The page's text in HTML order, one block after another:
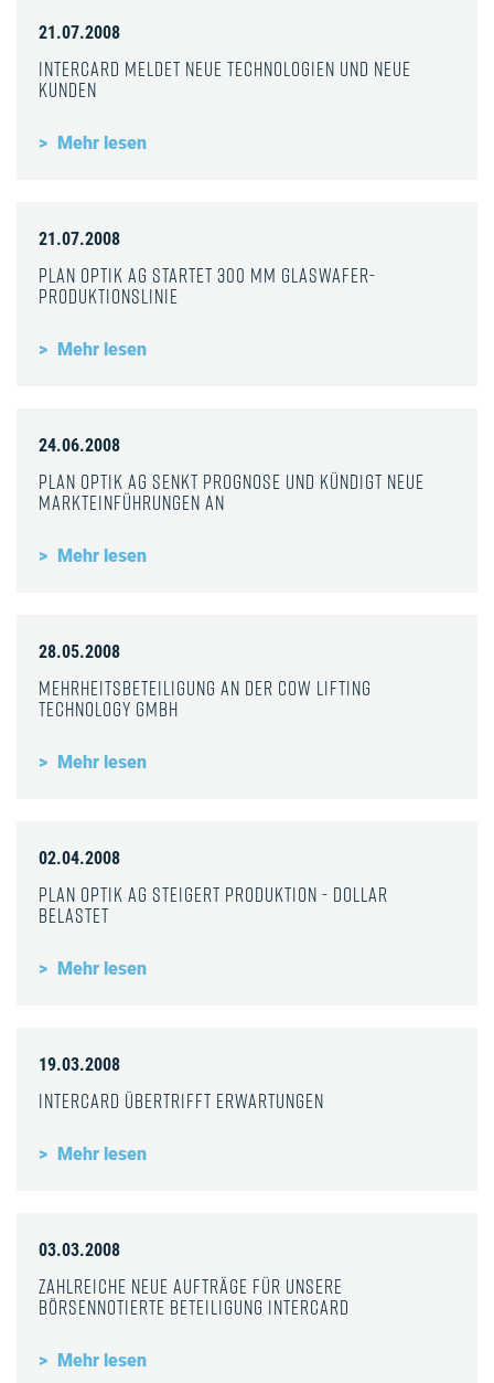
21.07.2008
InterCard meldet neue Technologien und neue
Kunden
Mehr lesen
21.07.2008
Plan Optik AG startet 300 mm Glaswafer-
Produktionslinie
Mehr lesen
24.06.2008
Plan Optik AG senkt Prognose und kündigt neue
Markteinführungen an
Mehr lesen
28.05.2008
Mehrheitsbeteiligung an der COW lifting
technology GmbH
Mehr lesen
02.04.2008
Plan Optik AG steigert Produktion - Dollar
belastet
Mehr lesen
19.03.2008
InterCard übertrifft Erwartungen
Mehr lesen
03.03.2008
Zahlreiche neue Aufträge für unsere
börsennotierte Beteiligung InterCard
Mehr lesen